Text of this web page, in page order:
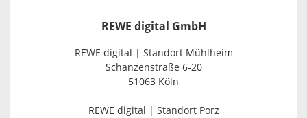
REWE digital GmbH
REWE digital | Standort Mühlheim
Schanzenstraße 6-20
51063 Köln
REWE digital | Standort Porz